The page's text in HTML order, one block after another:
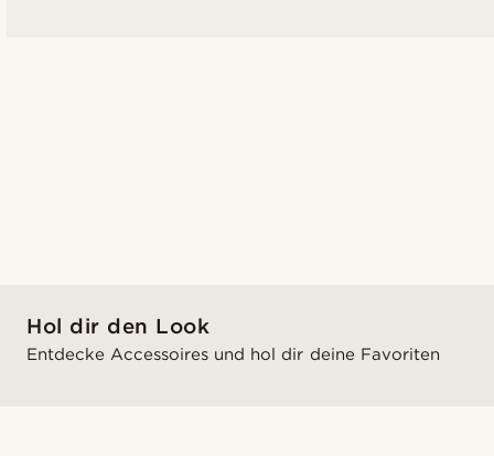
Hol dir den Look
Entdecke Accessoires und hol dir deine Favoriten